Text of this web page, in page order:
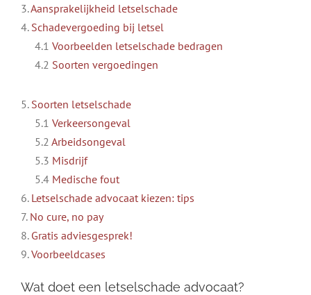
3.Aansprakelijkheid letselschade
4. Schadevergoeding bij letsel
4.1 Voorbeelden letselschade bedragen
4.2 Soorten vergoedingen
5. Soorten letselschade
5.1 Verkeersongeval
5.2 Arbeidsongeval
5.3 Misdrijf
5.4 Medische fout
6. Letselschade advocaat kiezen: tips
7. No cure, no pay
8. Gratis adviesgesprek!
9.Voorbeeldcases
Wat doet een letselschade advocaat?